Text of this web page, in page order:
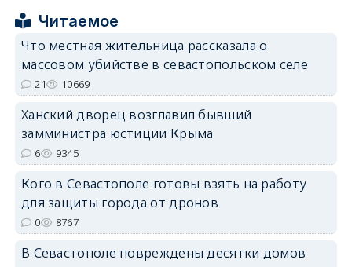
erid: 2SDnjdvhGXG
Читаемое
Что местная жительница рассказала о
массовом убийстве в севастопольском селе
21 10669
Ханский дворец возглавил бывший
замминистра юстиции Крыма
6 9345
Кого в Севастополе готовы взять на работу
для защиты города от дронов
0 8767
В Севастополе повреждены десятки домов